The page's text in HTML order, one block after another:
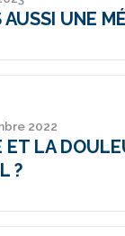
UNE
2022
ET LA
?